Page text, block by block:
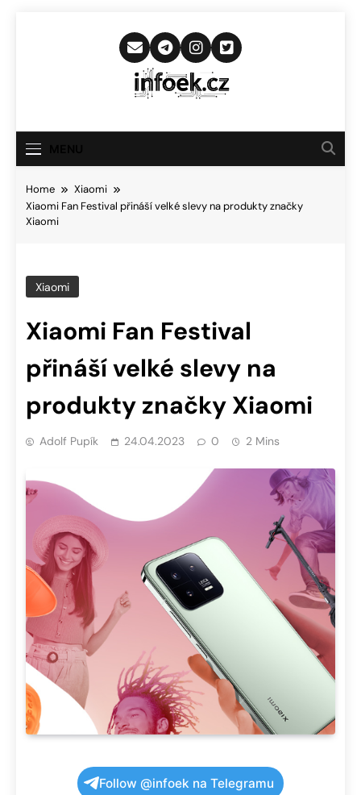
Infoek.cz
Novinkám
Home
Xiaomi
Xiaomi Fan Festival přináší velké slevy na produkty značky
Xiaomi
Xiaomi
Xiaomi Fan Festival
přináší velké slevy na
produkty značky Xiaomi
Adolf Pupík 24.04.2023 0 2 Mins
Follow @infoek na Telegramu